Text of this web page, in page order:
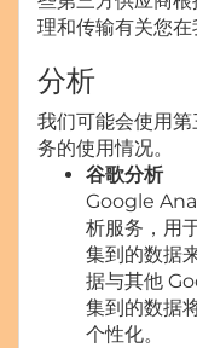
理和传输有关您在
分析
我们可能会使用
务的使用情况。
谷歌分析
Google
析服务，用
集到的数据
据与其他
集到的数据
个性化。